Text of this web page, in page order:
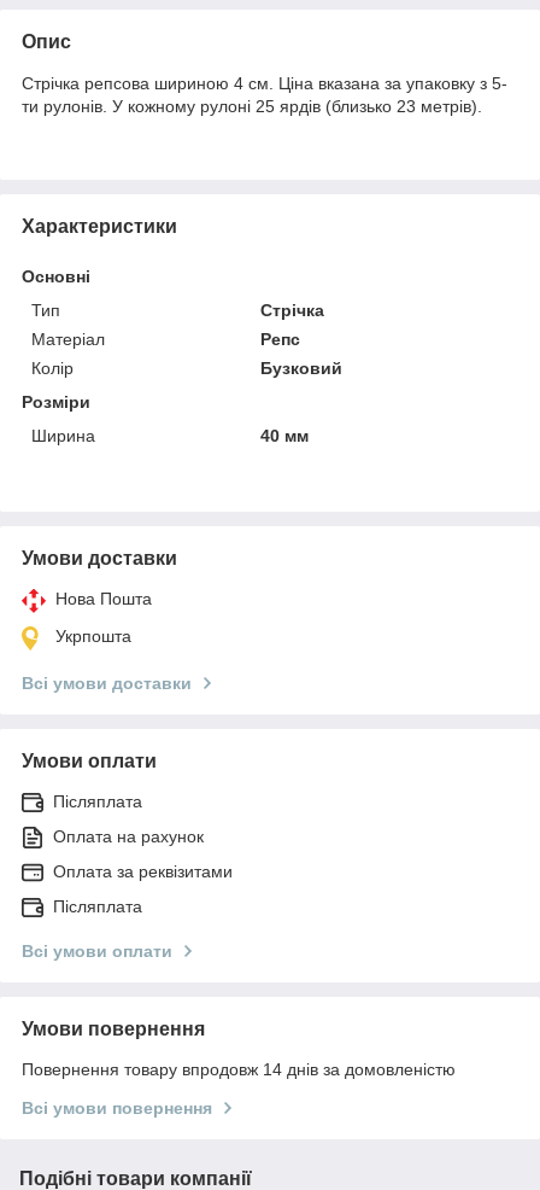
Опис
Стрічка репсова шириною 4 см.
Ціна вказана за упаковку з 5-
ти рулонів. У кожному рулоні 25 ярдів (близько 23 метрів).
Характеристики
Основні
Тип
Стрічка
Матеріал
Репс
Колір
Бузковий
Розміри
Ширина
40 мм
Умови доставки
Нова Пошта
Укрпошта
Всі умови доставки
Умови оплати
Післяплата
Оплата на рахунок
Оплата за реквізитами
Післяплата
Всі умови оплати
Умови повернення
Повернення товару впродовж 14 днів за домовленістю
Всі умови повернення
Подібні товари компанії